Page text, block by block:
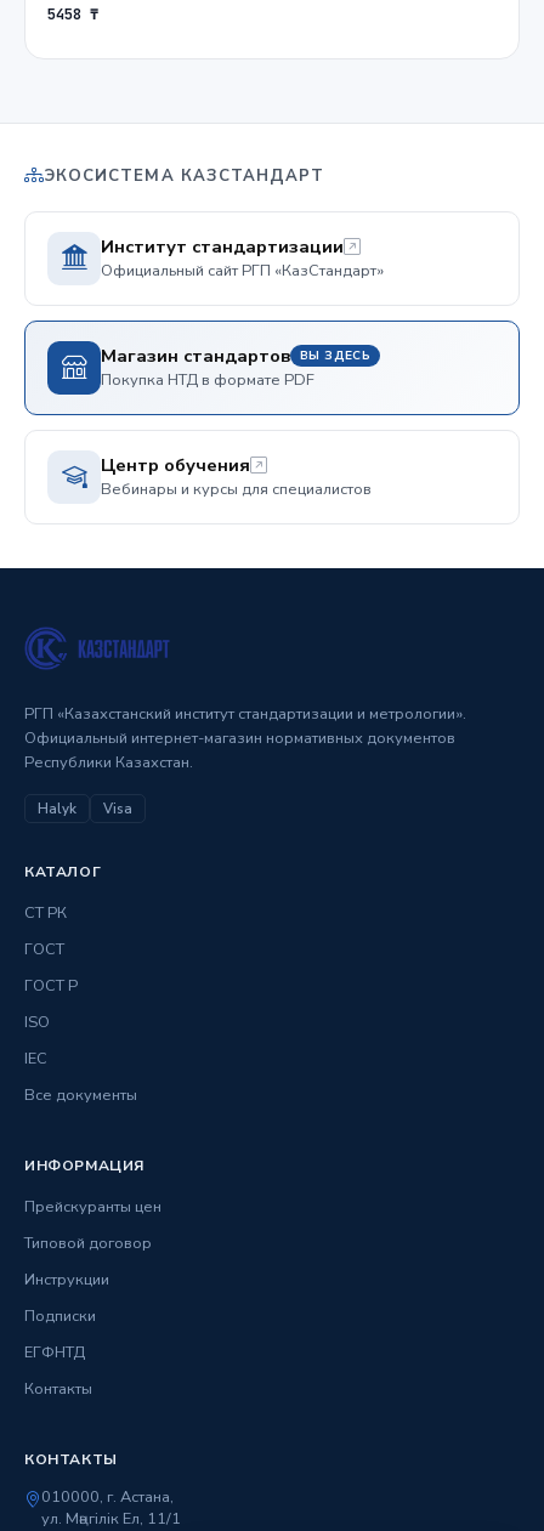
5458 ₸
ЭКОСИСТЕМА КАЗСТАНДАРТ
Институт стандартизации
Официальный сайт РГП «КазСтандарт»
Магазин стандартов ВЫ ЗДЕСЬ
Покупка НТД в формате PDF
Центр обучения
Вебинары и курсы для специалистов
РГП «Казахстанский институт стандартизации и метрологии».
Официальный интернет-магазин нормативных документов
Республики Казахстан.
Halyk Visa
КАТАЛОГ
СТ РК
ГОСТ
ГОСТ Р
ISO
IEC
Все документы
ИНФОРМАЦИЯ
Прейскуранты цен
Типовой договор
Инструкции
Подписки
ЕГФНТД
Контакты
КОНТАКТЫ
010000, г. Астана,
ул. Мәңгілік Ел, 11/1